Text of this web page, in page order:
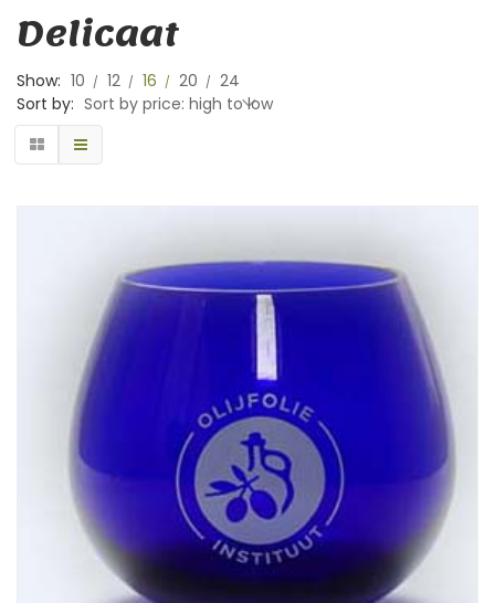
Delicaat
Show: 10 12 16 20
24
Sort by: Sort by price: high to low